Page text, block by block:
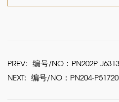
PREV: 编号/NO：PN202P-J6313
NEXT: 编号/NO：PN204-P51720